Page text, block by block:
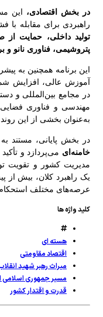
بخش اقتصادی،این مستند
برای مقابله با
داخلی، حمایت از صنایع
فناوری نانو و
برنامه همچنین به
عالی، افزایش شمار
مجامع بین‌المللی و
و فناوری فضایی، از
بخشی از این روند یاد
بخش پایانی، مستند به
می‌پردازد و تأکید
کشور و تقویت
راهبرد کلان، بیش از پیش
مختلف استحکام
واژه ها
هسته ای
اقتصاد مقاومتی
میراث رهبر شهید انقلاب
مسیر جمهوری اسلامی ایران
قدرت و اقتدار کشور